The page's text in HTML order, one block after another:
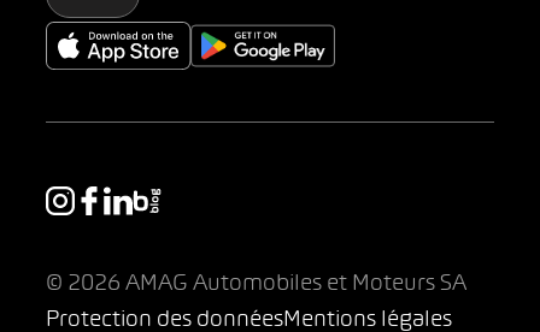
© 2026 AMAG Automobiles et Moteurs SA
Protection des donnéesMentions légales